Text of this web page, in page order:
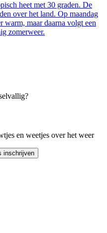
heet met 30 graden. De
over het land. Op maandag
maar daarna volgt een
zomerweer.
en weetjes over het weer
inschrijven